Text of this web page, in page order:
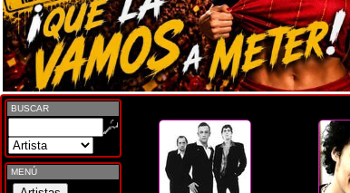
BUSCAR
MENÚ